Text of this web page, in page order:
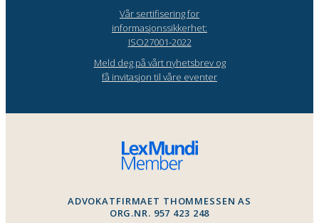
Vår sertifisering for
informasjonssikkerhet:
ISO27001-2022
Meld deg på vårt nyhetsbrev og
få invitasjon til våre eventer
ADVOKATFIRMAET THOMMESSEN AS
ORG.NR. 957 423 248